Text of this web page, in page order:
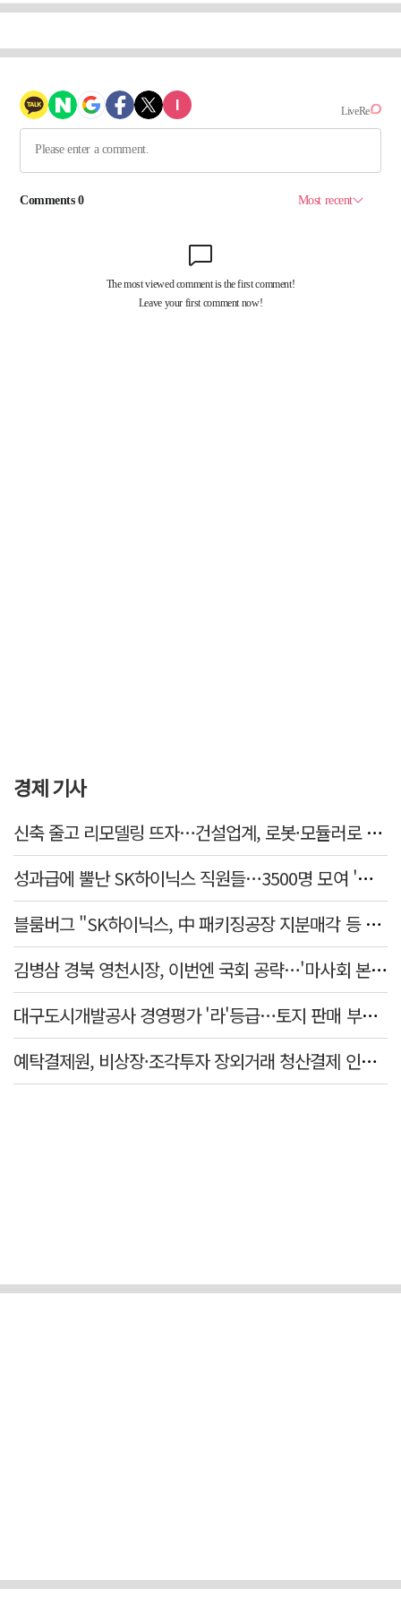
경제 기사
신축 줄고 리모델링 뜨자…건설업계, 로봇·모듈러로 방향 튼다
성과급에 뿔난 SK하이닉스 직원들…3500명 모여 '새 노조' 만든다
블룸버그 "SK하이닉스, 中 패키징공장 지분매각 등 검토"
김병삼 경북 영천시장, 이번엔 국회 공략…'마사회 본사 이전·광역교통망 확충' 요청
대구도시개발공사 경영평가 '라'등급…토지 판매 부진에 1년 만에 두 단계 '뚝'
예탁결제원, 비상장·조각투자 장외거래 청산결제 인프라 구축 착수…연내 가동